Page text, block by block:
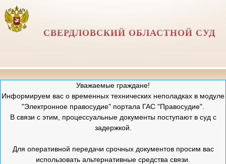
СВЕРДЛОВСКИЙ ОБЛАСТНОЙ СУД
Уважаемые граждане!
Информируем вас о временных технических неполадках в модуле
"Электронное правосудие" портала ГАС "Правосудие".
В связи с этим, процессуальные документы поступают в суд с
задержкой.
Для оперативной передачи срочных документов просим вас
использовать альтернативные средства связи.